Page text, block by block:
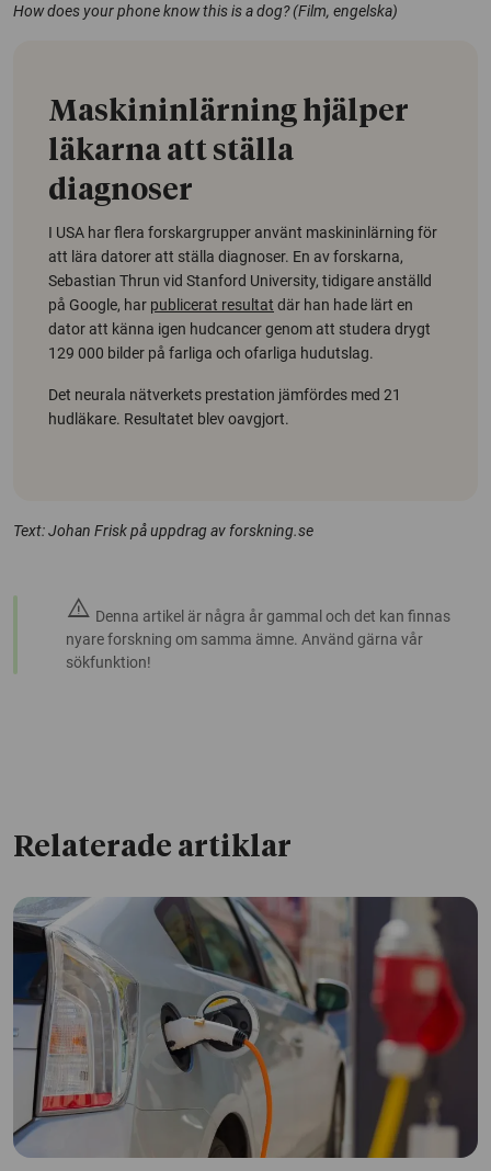
How does your phone know this is a dog? (Film, engelska)
Maskininlärning hjälper
läkarna att ställa
diagnoser
I USA har flera forskargrupper använt maskininlärning för
att lära datorer att ställa diagnoser. En av forskarna,
Sebastian Thrun vid Stanford University, tidigare anställd
på Google, har publicerat resultat där han hade lärt en
dator att känna igen hudcancer genom att studera drygt
129 000 bilder på farliga och ofarliga hudutslag.
Det neurala nätverkets prestation jämfördes med 21
hudläkare. Resultatet blev oavgjort.
Text: Johan Frisk på uppdrag av forskning.se
warning Denna artikel är några år gammal och det kan finnas
nyare forskning om samma ämne. Använd gärna vår
sökfunktion!
Relaterade artiklar